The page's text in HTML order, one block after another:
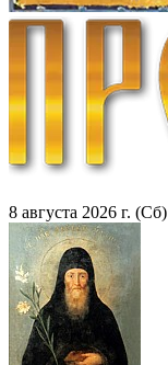
8 августа 2026 г. (Сб)